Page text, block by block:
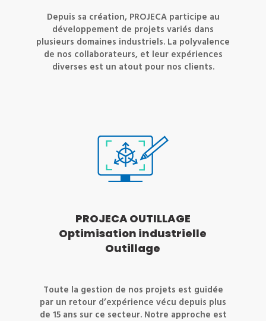
Depuis sa création, PROJECA participe au
développement de projets variés dans
plusieurs domaines industriels. La polyvalence
de nos collaborateurs, et leur expériences
diverses est un atout pour nos clients.
PROJECA OUTILLAGE
Optimisation industrielle
Outillage
Toute la gestion de nos projets est guidée
par un retour d’expérience vécu depuis plus
de 15 ans sur ce secteur. Notre approche est